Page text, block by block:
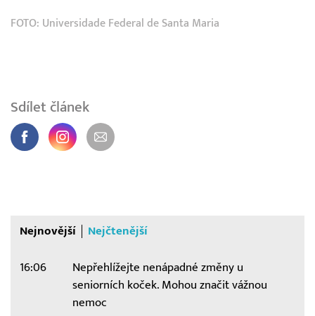
FOTO: Universidade Federal de Santa Maria
Sdílet článek
Nejnovější Nejčtenější
16:06
Nepřehlížejte nenápadné změny u
seniorních koček. Mohou značit vážnou
nemoc